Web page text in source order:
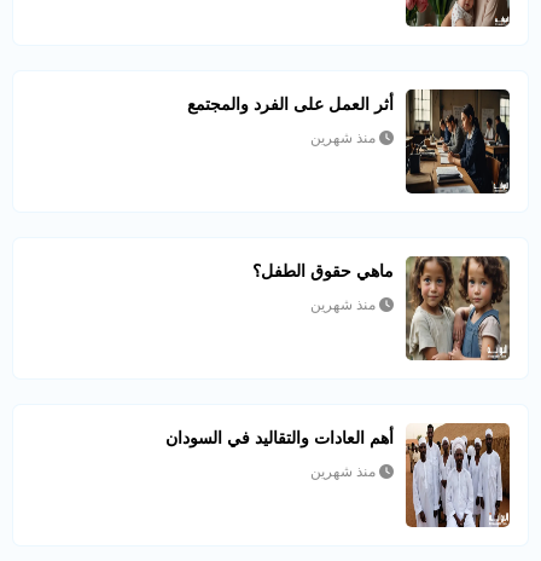
أثر العمل على الفرد والمجتمع
منذ شهرين
ماهي حقوق الطفل؟
منذ شهرين
أهم العادات والتقاليد في السودان
منذ شهرين